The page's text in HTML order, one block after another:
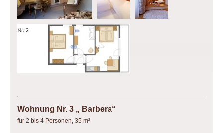
Wohnung Nr. 3 „ Barbera“
für 2 bis 4 Personen, 35 m²